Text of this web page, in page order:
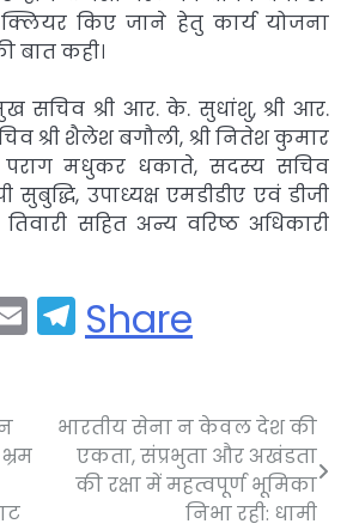
किए जाने हेतु कार्य योजना
बात कही।
सचिव श्री आर. के. सुधांशु, श्री आर.
श्री शैलेश बगौली, श्री नितेश कुमार
पराग मधुकर धकाते, सदस्य सचिव
सुबुद्धि, उपाध्यक्ष एमडीडीए एवं डीजी
सहित अन्य वरिष्ठ अधिकारी
EmailTelegram
Share
भारतीय सेना न केवल देश की
एकता, संप्रभुता और अखंडता
की रक्षा में महत्वपूर्ण भूमिका
निभा रही: धामी